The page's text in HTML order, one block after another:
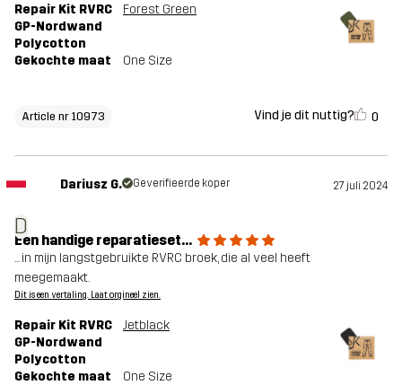
Repair Kit RVRC
GP-Nordwand
Polycotton
Forest Green
Gekochte maat One Size
Article nr 10973 Vind je dit nuttig? 0
D
Dariusz G. Geverifieerde koper 27 juli 2024
Een handige reparatieset...
... in mijn langstgebruikte RVRC broek, die al veel heeft
meegemaakt.
Dit is een vertaling. Laat orgineel zien.
Repair Kit RVRC
GP-Nordwand
Polycotton
Jetblack
Gekochte maat One Size